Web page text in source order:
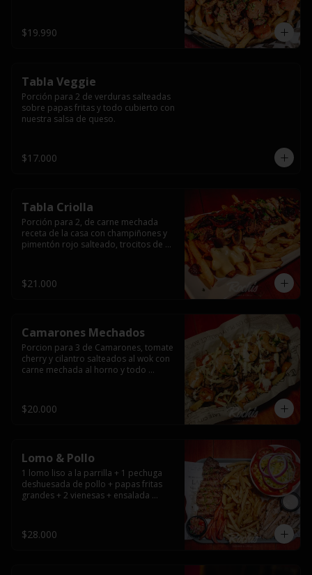
$19.990
Tabla Veggie
Porción para 2 de verduras salteadas
sobre papas fritas y todo cubierto con
nuestra salsa de queso.
$17.000
Tabla Criolla
Porción para 2, de carne mechada
receta de la casa con champiñones y
pimentón rojo salteado, trocitos de
papas fritas.
$21.000
Camarones Mechados
Porcion para 3 de Camarones, tomate
cherry y cilantro salteados al wok con
carne mechada al horno y todo
casera.
$20.000
Lomo & Pollo
1 lomo liso a la parrilla + 1 pechuga
deshuesada de pollo + papas fritas
grandes + 2 vienesas + ensalada
$28.000